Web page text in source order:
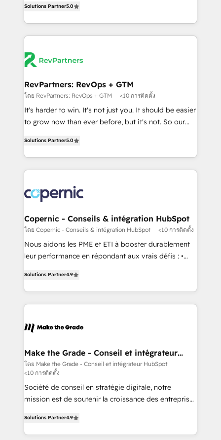
HubSpot accreditations and experience across
hundreds of organizations in dozens of industries,
there’s a good chance one of our globally integrated
explore whether S2 is the partner you’ve been
looking for...and get your next big initiative moving!
across five continents ★ AI-First, RevOps-led,
Onboarding obsessed ★ Company of the Year
2024/25 INSIDEA helps growing companies turn
team, migrate your data, and build AI-powered
your time zone. What we do ➤ Onboarding: Live in
weeks, with workflows built around your business,
not a template. ➤ Migration: Move from any legacy
CRM. Zero downtime, full data integrity. ➤
revenue process. Sales, marketing, and service wired
together. ➤ AI and Integrations: Layer Breeze AI,
rollouts, adoption coaching. Buying HubSpot,
switching to it, or reviving a stale portal? We are
Solutions Partner5.0
RevPartners: RevOps + GTM
โดย RevPartners: RevOps + GTM <10 การติดตั้ง
It's harder to win. It's not just you. It should be easier
to grow now than ever before, but it's not. So our
revenue number. We do that by bridging the gap
where agencies fail: combining GTM strategy with
technical execution to solve the right problem at the
implement your CRM. We engineer revenue
outcomes for the GTM owner on HubSpot. We Build
Different Because We're Built Different: - Secure:
Soc2 compliant 🛡️ - Onboarding: Implementations
starting from $1,5k - Clay: Elite Studio Solutions
Partner 🤝 - Global: 75+ RPers across five continents
Elite HubSpot Partner 🪴 - CRM: More Sales Hub
implementations than any other Partner 💻 -
agency for a GTM engineer’s job. The choice is
Solutions Partner5.0
Copernic - Conseils & intégration HubSpot
โดย Copernic - Conseils & intégration HubSpot <10 การติดตั้ง
Nous aidons les PME et ETI à booster durablement
leur performance en répondant aux vrais défis : •
téléphonie, etc.) • Alignement des équipes grâce à un
outil et des données partagées • Amélioration de la
collecte et de l’analyse des données pour des
de la productivité des équipes Notre équipe de 30
avec un engagement total, alignant processus
métiers et technologie, et guidant vos équipes à
travers le changement, tout en centrant vos objectifs
d’entreprise. Grâce à une méthodologie éprouvée
auprès de plus de 400 clients, nous comprenons
HubSpot dans votre organisation. Pour toute
question technique ou besoin de structuration de
Solutions Partner4.9
Make the Grade - Conseil et intégrateur
HubSpot
โดย Make the Grade - Conseil et intégrateur HubSpot
<10 การติดตั้ง
Société de conseil en stratégie digitale, notre
mission est de soutenir la croissance des entreprises
l'intégration CRM et le développement des revenus
auprès de vos comptes existants. En France et à
Solutions Partner4.9